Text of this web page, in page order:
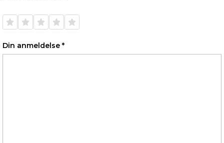
Din anmeldelse *